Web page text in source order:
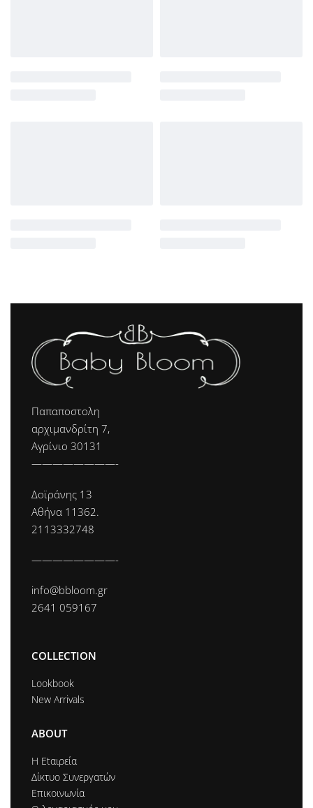
Παπαποστολη
αρχιμανδρίτη 7,
Αγρίνιο 30131
————————-
Δοϊράνης 13
Αθήνα 11362.
2113332748
————————-
info@bbloom.gr
2641 059167
COLLECTION
Lookbook
New Arrivals
ABOUT
Η Εtαιρεία
Δίκτυο Συνεργατών
Επικοινωνία